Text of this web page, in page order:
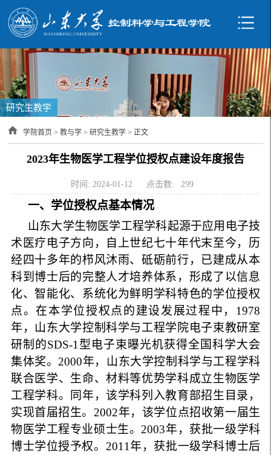
研究生教学
学院首页 >教与学 >研究生教学 > 正文
2023年生物医学工程学位授权点建设年度报告
时间: 2024-01-12 点击数: 299
一、学位授权点基本情况
山东大学生物医学工程学科起源于应用电子技
术医疗电子方向，自上世纪七十年代末至今，历
经四十多年的栉风沐雨、砥砺前行，已建成从本
科到博士后的完整人才培养体系，形成了以信息
化、智能化、系统化为鲜明学科特色的学位授权
点。在本学位授权点的建设发展过程中， 1978
年，山东大学控制科学与工程学院电子束教研室
研制的SDS-1 型电子束曝光机获得全国科学大会
集体奖。 2000年，山东大学控制科学与工程学科
联合医学、生命、材料等优势学科成立生物医学
工程学科。同年，该学科列入教育部招生目录，
实现首届招生。 2002年，该学位点招收第一届生
物医学工程专业硕士生。 2003年，获批一级学科
博士学位授予权。 2011 年，获批一级学科博士后